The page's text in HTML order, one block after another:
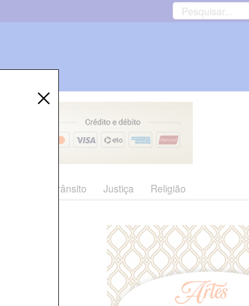
Trânsito Justiça Religião